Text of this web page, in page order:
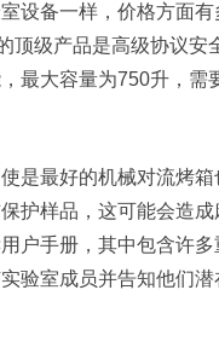
设备一样，价格方面
顶级产品是高级协议安
最大容量为750升，需
是最好的机械对流烤
护样品，这可能会造
户手册，其中包含许多
验室成员并告知他们